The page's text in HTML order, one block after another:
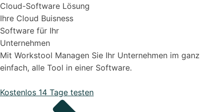
Organisiere deine Aufträge in Überischtlichen
Support & Hilfe
Onboarding Pakete
Cloud-Software Lösung
Ihre Cloud Buisness
Software für Ihr
Unternehmen
Mit Workstool Managen Sie Ihr Unternehmen im ganz
einfach, alle Tool in einer Software.
Kostenlos 14 Tage testen